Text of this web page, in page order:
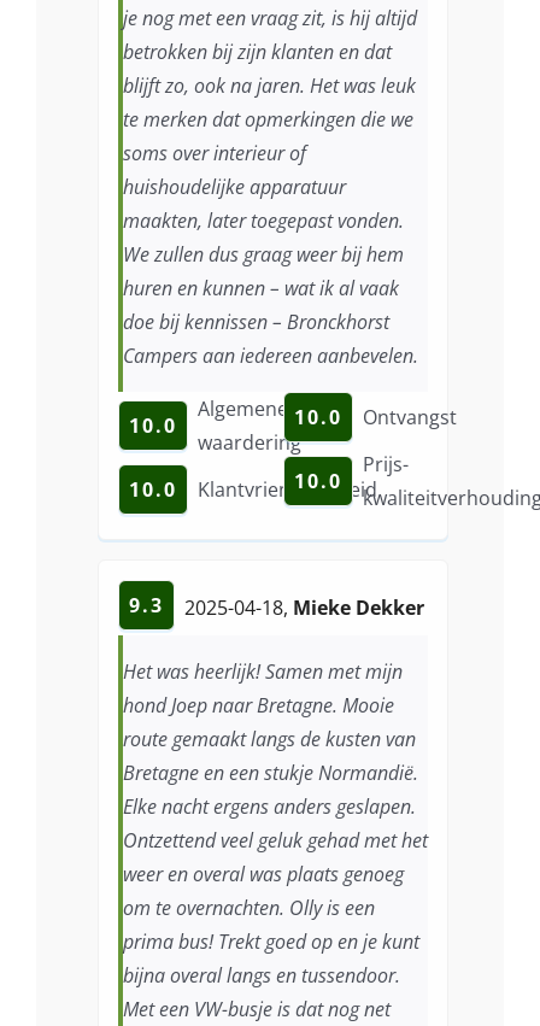
je nog met een vraag zit, is hij altijd
betrokken bij zijn klanten en dat
blijft zo, ook na jaren. Het was leuk
te merken dat opmerkingen die we
soms over interieur of
huishoudelijke apparatuur
maakten, later toegepast vonden.
We zullen dus graag weer bij hem
huren en kunnen – wat ik al vaak
doe bij kennissen – Bronckhorst
Campers aan iedereen aanbevelen.
10.0
Algemene
waardering
10.0
Klantvriendelijkheid
10.0 Ontvangst
10.0
Prijs-
9.3 2025-04-18, Mieke Dekker
Het was heerlijk! Samen met mijn
hond Joep naar Bretagne. Mooie
route gemaakt langs de kusten van
Bretagne en een stukje Normandië.
Elke nacht ergens anders geslapen.
Ontzettend veel geluk gehad met het
weer en overal was plaats genoeg
om te overnachten. Olly is een
prima bus! Trekt goed op en je kunt
bijna overal langs en tussendoor.
Met een VW-busje is dat nog net